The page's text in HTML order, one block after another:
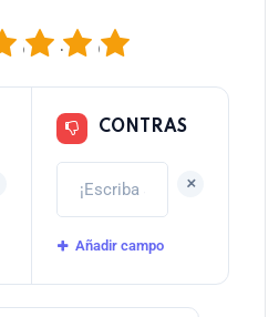
5
4
3
CONTRAS
+
Añadir campo